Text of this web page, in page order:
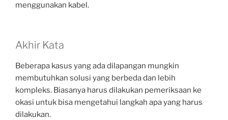
menggunakan kabel.
Akhir Kata
Beberapa kasus yang ada dilapangan mungkin
membutuhkan solusi yang berbeda dan lebih
kompleks. Biasanya harus dilakukan pemeriksaan ke
okasi untuk bisa mengetahui langkah apa yang harus
dilakukan.